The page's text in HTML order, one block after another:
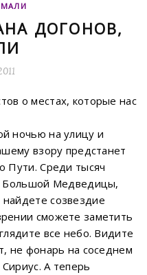
МАЛИ
ДОГОНОВ,
о местах, которые нас
ночью на улицу и
взору предстанет
Пути. Среди тысяч
Большой Медведицы,
созвездие
сможете заметить
все небо. Видите
не фонарь на соседнем
Сириус.А теперь